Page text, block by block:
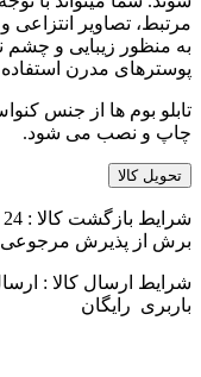
مرتبط، تصاویر انتزاعی
به منظور زیبایی و چشم
پوسترهای مدرن استفاده
تابلو بوم ها از جنس
چاپ و نصب می شود.
تحویل کالا
برش از پذیرش مرجوعی
شرایط ارسال کالا :
باربری رایگان